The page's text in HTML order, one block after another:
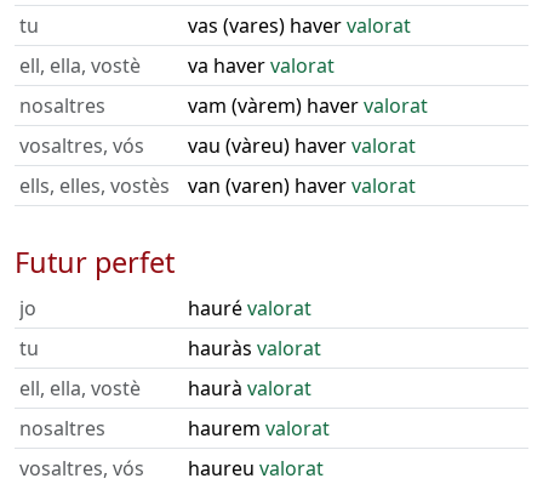
tu
vas (vares) havervalorat
ell, ella, vostè
va havervalorat
nosaltres
vam (vàrem) havervalorat
vosaltres, vós
vau (vàreu) havervalorat
ells, elles, vostès
van (varen) havervalorat
Futur perfet
jo haurévalorat
tu
hauràs valorat
ell, ella, vostè
haurà valorat
nosaltres
haurem valorat
vosaltres, vós
haureu valorat